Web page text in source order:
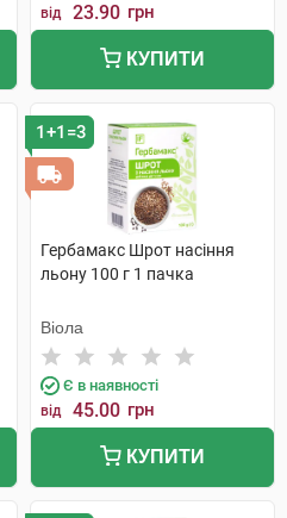
від 23.90 грн
КУПИТИ
1+1=3
Гербамакс Шрот насіння
льону 100 г 1 пачка
Віола
Є в наявності
від 45.00 грн
КУПИТИ